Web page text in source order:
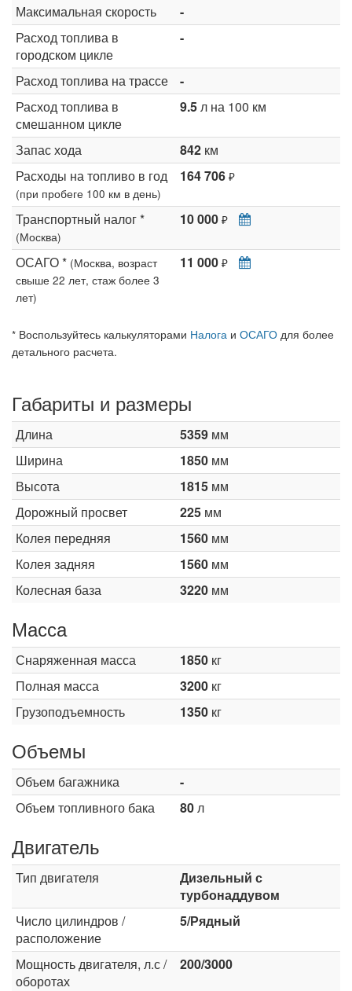
Максимальная скорость
-
Расход топлива в
городском цикле
-
Расход топлива на трассе
-
Расход топлива в
смешанном цикле
9.5л на 100 км
Запас хода 842 км
Расходы на топливо в год
(при пробеге 100 км в день)
164 706 ₽
Транспортный налог *
(Москва)
10 000 ₽
ОСАГО * (Москва, возраст
свыше 22 лет, стаж более 3
лет)
11 000 ₽
* Воспользуйтесь калькуляторами Налога и ОСАГО для более
детального расчета.
Габариты и размеры
Длина 5359 мм
Ширина
1850 мм
Высота
1815 мм
Дорожный просвет
225 мм
Колея передняя
1560 мм
Колея задняя
1560 мм
Колесная база
3220 мм
Масса
Снаряженная масса 1850 кг
Полная масса
3200 кг
Грузоподъемность
1350 кг
Объемы
Объем багажника
-
Объем топливного бака
80л
Двигатель
Тип двигателя
Дизельный с
турбонаддувом
Число цилиндров /
расположение
5/Рядный
Мощность двигателя, л.с /
оборотах
200/3000